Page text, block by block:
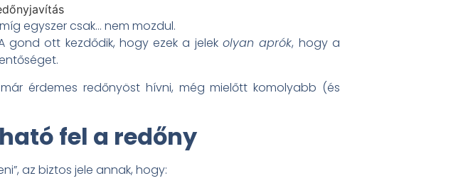
egyszer csak… nem mozdul.
gond ott kezdődik, hogy ezek a jelekolyan aprók, hogy a
érdemes redőnyöst hívni, még mielőtt komolyabb (és
fel a redőny
az biztos jele annak, hogy: